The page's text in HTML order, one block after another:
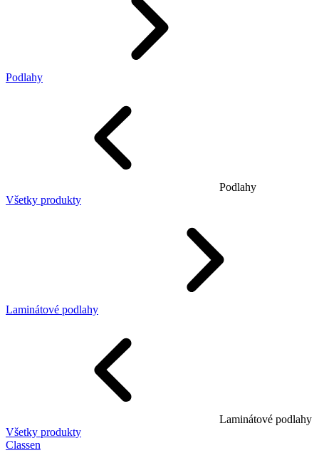
Podlahy
Podlahy
Všetky produkty
Laminátové podlahy
Laminátové podlahy
Všetky produkty
Classen